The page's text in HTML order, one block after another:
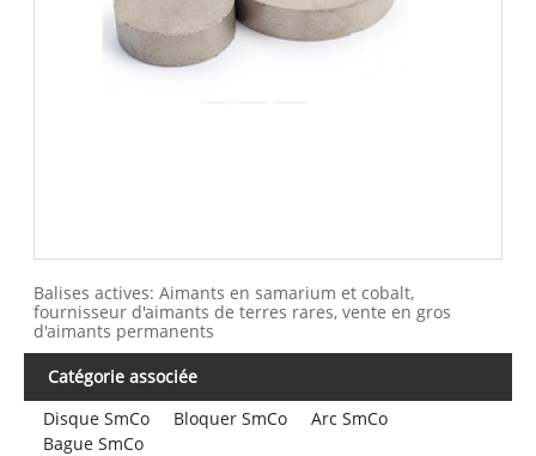
Balises actives: Aimants en samarium et cobalt,
fournisseur d'aimants de terres rares, vente en gros
d'aimants permanents
Catégorie associée
Disque SmCo
Bloquer SmCo
Arc SmCo
Bague SmCo